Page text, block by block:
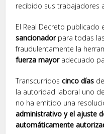
recibido sus trabajadores
El Real Decreto publicado
sancionador para todas
fraudulentamente la
fuerza mayor adecuado
Transcurridoscinco días
la autoridad laboral uno
no ha emitido una
administrativo y el ajuste
automáticamente